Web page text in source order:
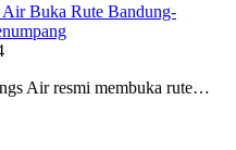
Buka Rute Bandung-
Air resmi membuka rute…